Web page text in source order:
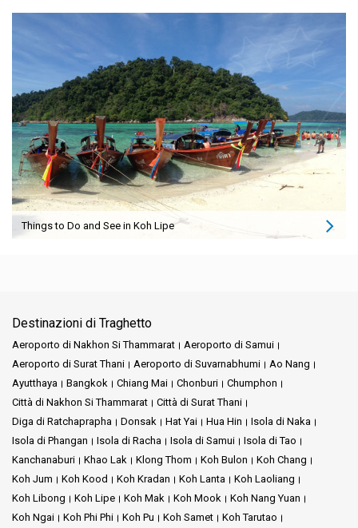
Things to Do and See in Koh Lipe
Destinazioni di Traghetto
Aeroporto di Nakhon Si Thammarat
Aeroporto di Samui
Aeroporto di Surat Thani
Aeroporto di Suvarnabhumi
Ao Nang
Ayutthaya
Bangkok Chiang Mai Chonburi
Chumphon
Città di Nakhon Si Thammarat
Città di Surat Thani
Diga di Ratchaprapha
Donsak Hat Yai Hua Hin
Isola di Naka
Isola di Phangan
Isola di Racha Isola di Samui
Isola di Tao
Kanchanaburi
Khao Lak Klong Thom Koh Bulon
Koh Chang
Koh Jum
Koh Kood Koh Kradan Koh Lanta
Koh Laoliang
Koh Libong
Koh Lipe Koh Mak Koh Mook
Koh Nang Yuan
Koh Ngai
Koh Phi Phi Koh Pu Koh Samet
Koh Tarutao